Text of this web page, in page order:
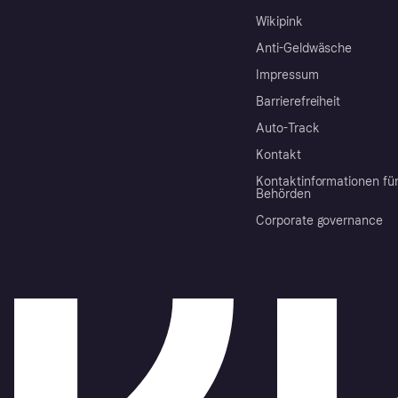
Wikipink
Anti-Geldwäsche
Impressum
Barrierefreiheit
Auto-Track
Kontakt
Kontaktinformationen für
Behörden
Corporate governance